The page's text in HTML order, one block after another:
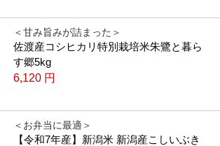
＜甘み旨みが詰まった＞
佐渡産コシヒカリ特別栽培米朱鷺と暮ら
す郷5kg
6,120 円
＜お弁当に最適＞
【令和7年産】新潟米 新潟産こしいぶき